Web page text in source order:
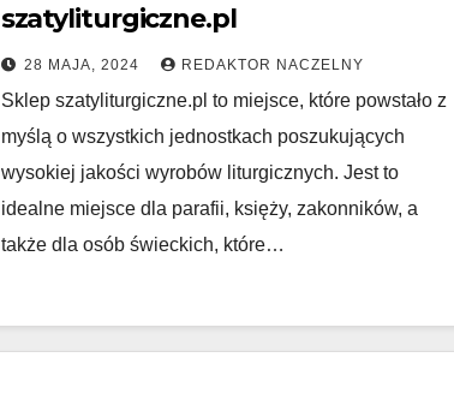
szatyliturgiczne.pl
28 MAJA, 2024 REDAKTOR NACZELNY
Sklep szatyliturgiczne.pl to miejsce, które powstało z
myślą o wszystkich jednostkach poszukujących
wysokiej jakości wyrobów liturgicznych. Jest to
idealne miejsce dla parafii, księży, zakonników, a
także dla osób świeckich, które…